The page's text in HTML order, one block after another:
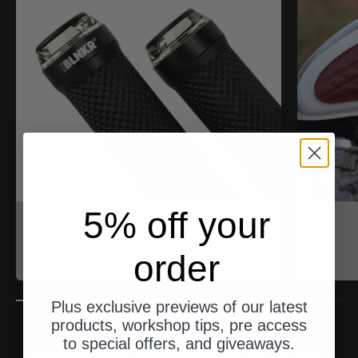
motogadget
BLNKR - Der Fahrradblinker
Angebot
$188.00
5% off your
order
Plus exclusive previews of our latest
products, workshop tips, pre access
to special offers, and giveaways.